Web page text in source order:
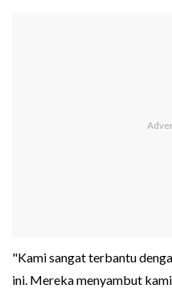
"Kami sangat terbantu
ini. Mereka menyambut